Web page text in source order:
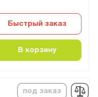
Быстрый заказ
В корзину
под заказ